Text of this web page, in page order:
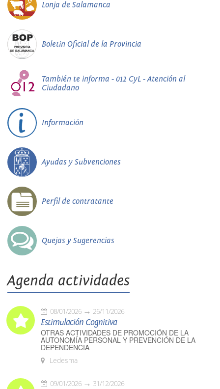
Lonja de Salamanca
Boletín Oficial de la Provincia
También te informa - 012 CyL - Atención al
Ciudadano
Información
Ayudas y Subvenciones
Perfil de contratante
Quejas y Sugerencias
Agenda actividades
08/01/2026 26/11/2026
Estimulación Cognitiva
OTRAS ACTIVIDADES DE PROMOCIÓN DE LA
AUTONOMÍA PERSONAL Y PREVENCIÓN DE LA
DEPENDENCIA
Ledesma
09/01/2026 31/12/2026